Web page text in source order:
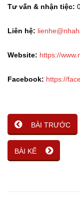
Tư vấn & nhận tiệc:
Liên hệ:
Website: https://
Facebook: https://
BÀI TRƯỚC
BÀI KẾ